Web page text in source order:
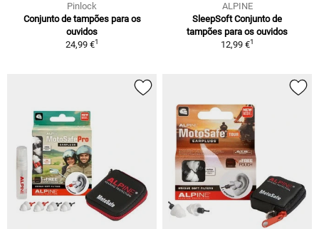
Pinlock
Conjunto de tampões para os
ouvidos
24,99 €1
ALPINE
SleepSoft Conjunto de
tampões para os ouvidos
12,99 €1